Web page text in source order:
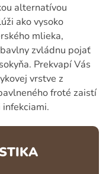
alternatívou
ako vysoko
mlieka,
zvládnu pojať
Prekvapí Vás
vrstve z
froté zaistí